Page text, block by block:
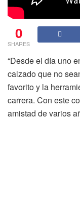
0
SHARES
“Desde el día uno
calzado que no
favorito y la
carrera. Con este
amistad de varios